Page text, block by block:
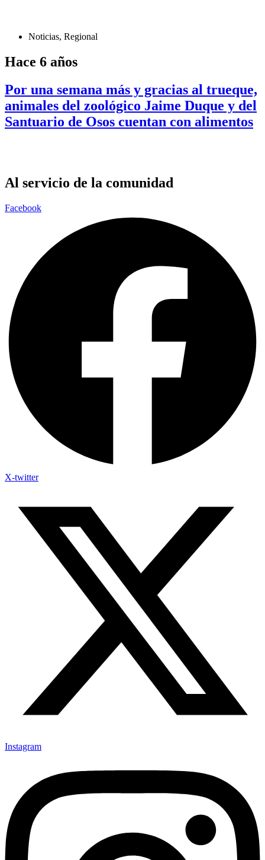
Noticias, Regional
Hace 6 años
Por una semana más y gracias al trueque,
animales del zoológico Jaime Duque y del
Santuario de Osos cuentan con alimentos
Al servicio de la comunidad
Facebook
X-twitter
Instagram